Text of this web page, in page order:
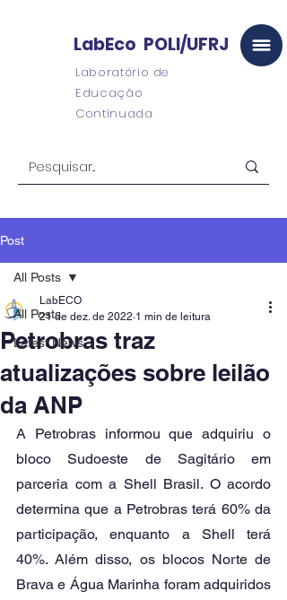
LabEco POLI/UFRJ
Laboratório de
Educação
Continuada
Post
All Posts
Latest News
All Posts
Petrobras traz
atualizações sobre leilão
da ANP
LabECO
21 de dez. de 2022 1 min de leitura
A Petrobras informou que adquiriu o
bloco Sudoeste de Sagitário em
parceria com a Shell Brasil. O acordo
determina que a Petrobras terá 60% da
participação, enquanto a Shell terá
40%. Além disso, os blocos Norte de
Brava e Água Marinha foram adquiridos